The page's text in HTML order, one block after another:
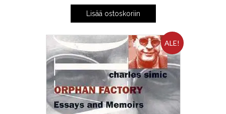
Lisää ostoskoriin
ALE!